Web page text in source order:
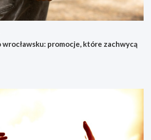
wrocławsku: promocje, które zachwycą